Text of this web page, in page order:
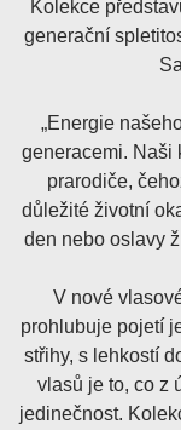
Kolekce
generační
„Energie
generacemi. Naši
prarodiče,
důležité životní
den nebo oslavy
V nové
prohlubuje pojetí
střihy, s lehkostí
vlasů je to, co z
jedinečnost.